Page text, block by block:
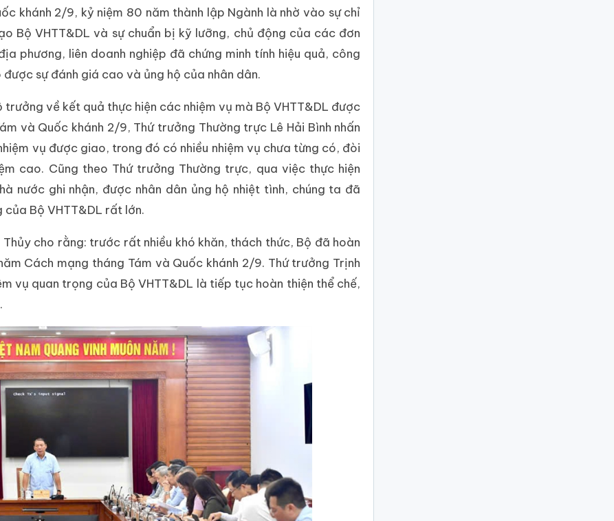
khánh 2/9, kỷ niệm 80 năm thành lập Ngành là nhờ vào sự chỉ
Bộ VHTT&DL và sự chuẩn bị kỹ lưỡng, chủ động của các đơn
phương, liên doanh nghiệp đã chứng minh tính hiệu quả, công
sự đánh giá cao và ủng hộ của nhân dân.
về kết quả thực hiện các nhiệm vụ mà Bộ VHTT&DL được
và Quốc khánh 2/9, Thứ trưởng Thường trực Lê Hải Bình nhấn
vụ được giao, trong đó có nhiều nhiệm vụ chưa từng có, đòi
cao. Cũng theo Thứ trưởng Thường trực, qua việc thực hiện
nước ghi nhận, được nhân dân ủng hộ nhiệt tình, chúng ta đã
Bộ VHTT&DL rất lớn.
cho rằng: trước rất nhiều khó khăn, thách thức, Bộ đã hoàn
Cách mạng tháng Tám và Quốc khánh 2/9. Thứ trưởng Trịnh
vụ quan trọng của Bộ VHTT&DL là tiếp tục hoàn thiện thể chế,